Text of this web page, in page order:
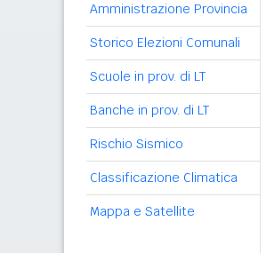
Amministrazione Provincia
Storico Elezioni Comunali
Scuole in prov. di LT
Banche in prov. di LT
Rischio Sismico
Classificazione Climatica
Mappa e Satellite